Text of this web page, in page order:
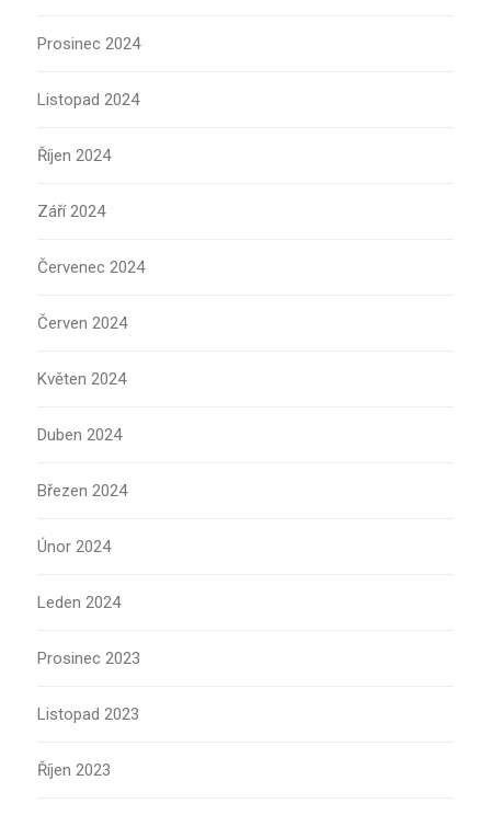
Prosinec 2024
Listopad 2024
Říjen 2024
Září 2024
Červenec 2024
Červen 2024
Květen 2024
Duben 2024
Březen 2024
Únor 2024
Leden 2024
Prosinec 2023
Listopad 2023
Říjen 2023